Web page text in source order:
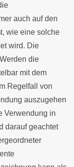
auch auf den
wie eine solche
wird. Die
die
mit dem
Regelfall von
auszugehen
Verwendung in
darauf geachtet